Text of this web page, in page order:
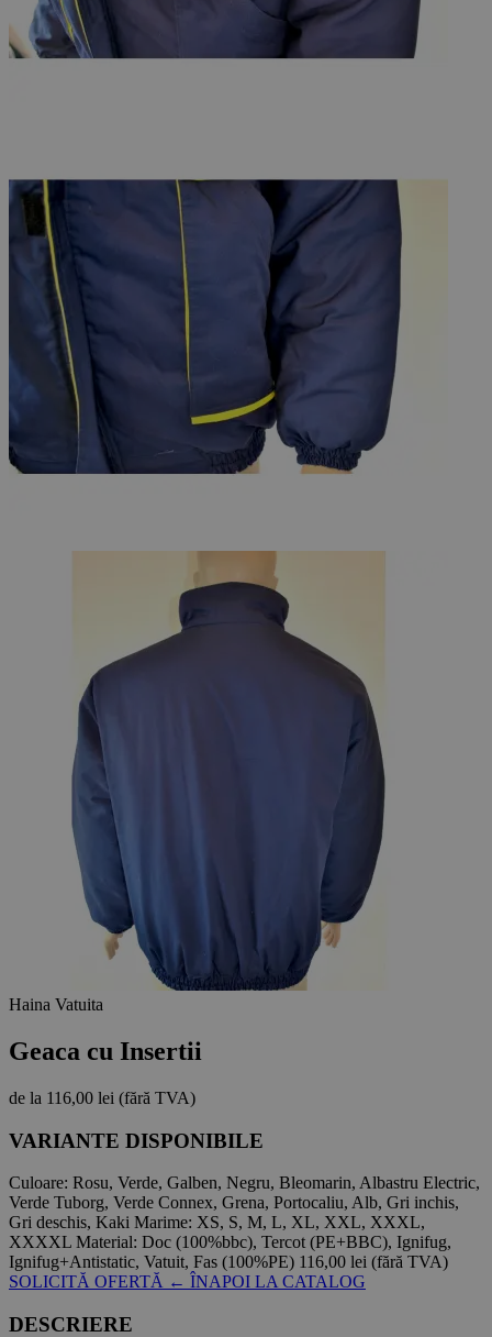
Haina Vatuita
Geaca cu Insertii
de la 116,00 lei (fără TVA)
VARIANTE DISPONIBILE
Culoare: Rosu, Verde, Galben, Negru, Bleomarin, Albastru Electric,
Verde Tuborg, Verde Connex, Grena, Portocaliu, Alb, Gri inchis,
Gri deschis, Kaki Marime: XS, S, M, L, XL, XXL, XXXL,
XXXXL Material: Doc (100%bbc), Tercot (PE+BBC), Ignifug,
Ignifug+Antistatic, Vatuit, Fas (100%PE) 116,00 lei (fără TVA)
SOLICITĂ OFERTĂ ← ÎNAPOI LA CATALOG
DESCRIERE